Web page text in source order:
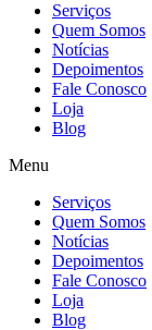
Serviços
Quem Somos
Notícias
Depoimentos
Fale Conosco
Loja
Blog
Menu
Serviços
Quem Somos
Notícias
Depoimentos
Fale Conosco
Loja
Blog